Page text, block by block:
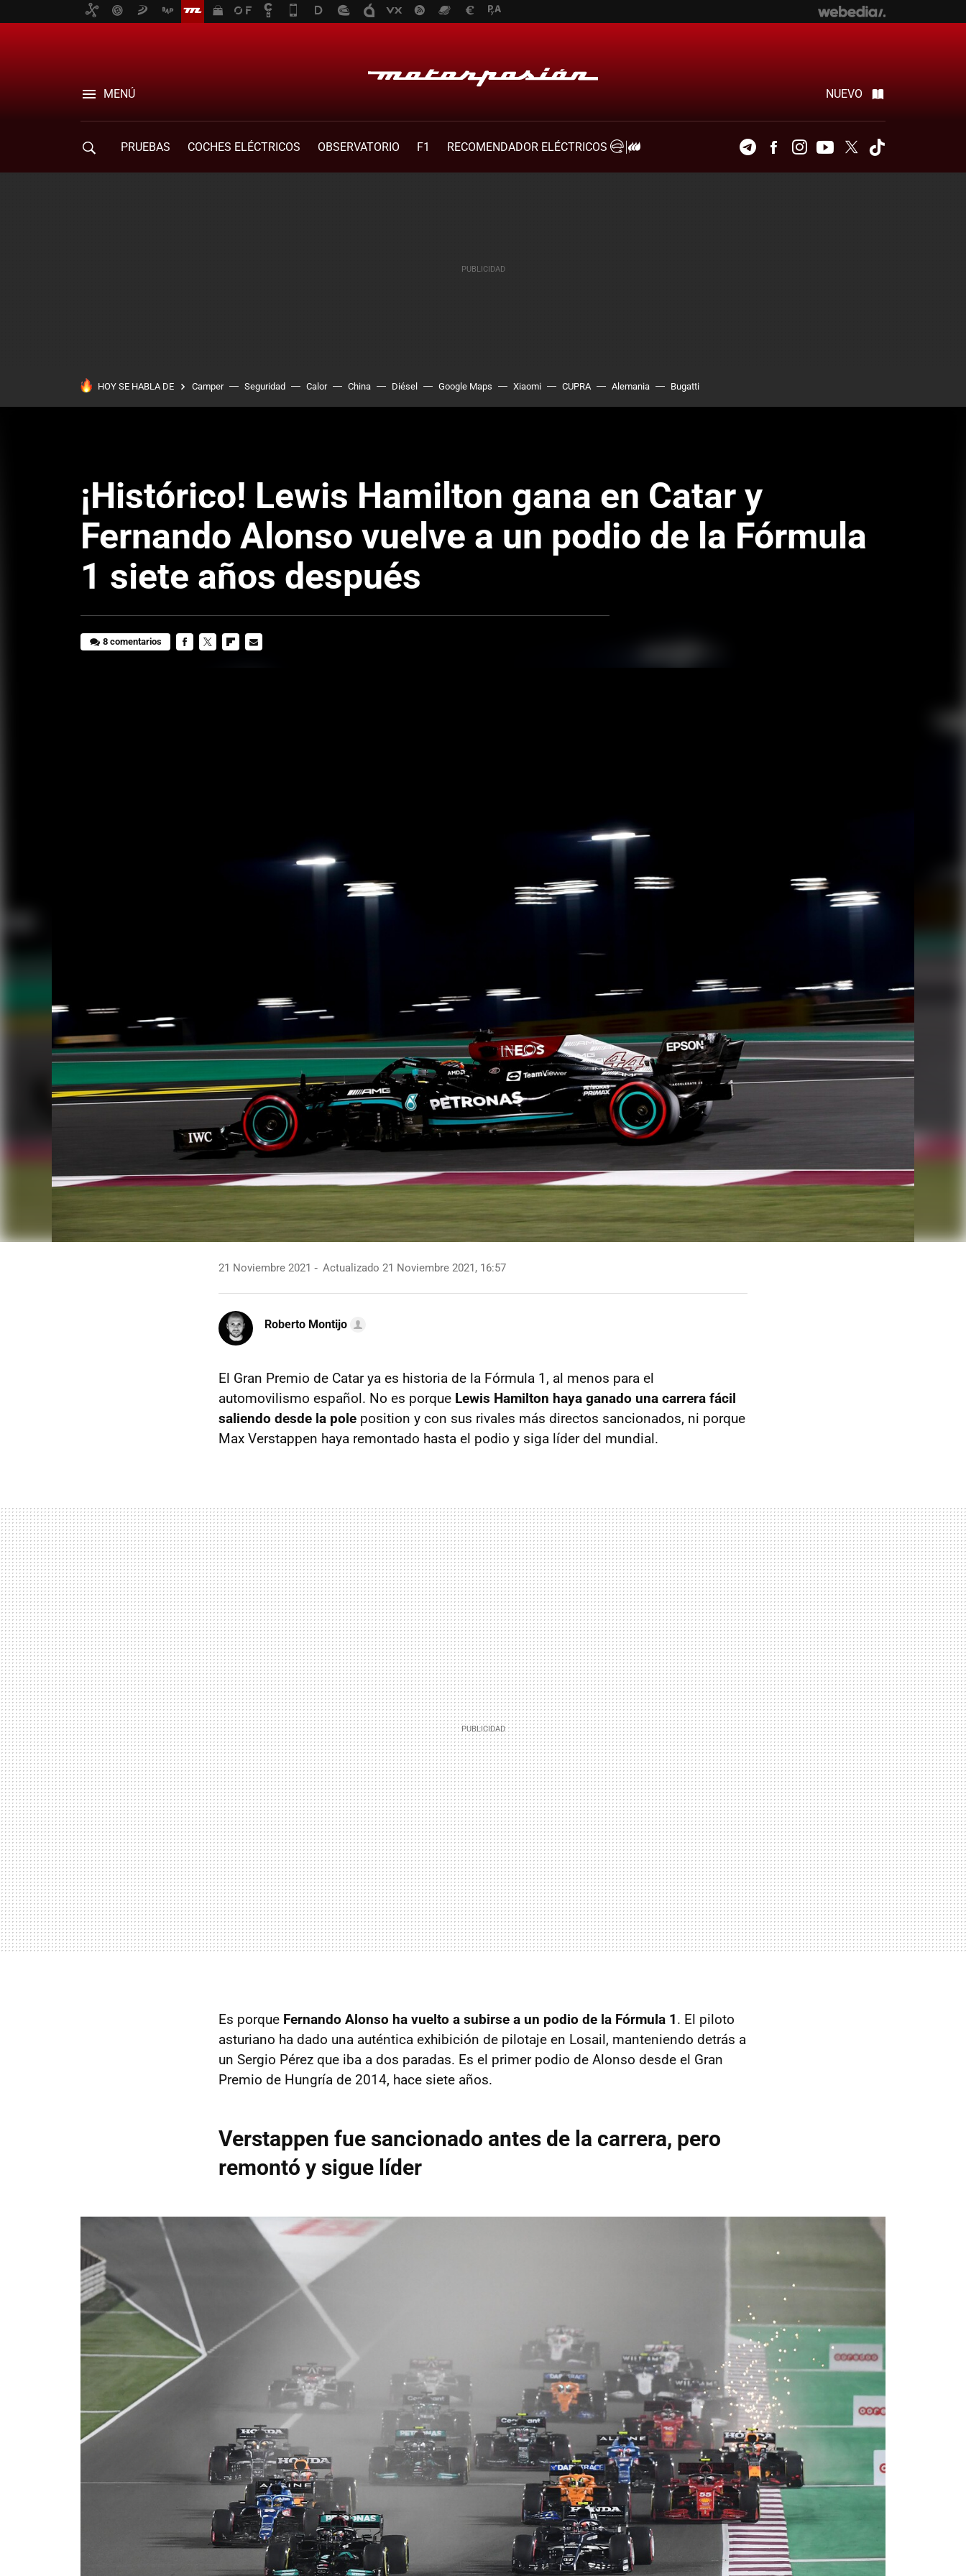
MENÚ NUEVO
PRUEBAS COCHES ELÉCTRICOS OBSERVATORIO F1
RECOMENDADOR ELÉCTRICOS
TelegramFacebookInstagramYoutubeTwitter
HOY SE HABLA DE Camper Seguridad Calor China Diésel Google Maps Xiaomi CUPRA Alemania Bugatti
¡Histórico! Lewis Hamilton gana en Catar y
Fernando Alonso vuelve a un podio de la Fórmula
1 siete años después
8 comentarios
21 Noviembre 2021 Actualizado 21 Noviembre 2021, 16:57
Roberto Montijo
El Gran Premio de Catar ya es historia de la Fórmula 1, al menos para el
automovilismo español. No es porque Lewis Hamilton haya ganado una carrera fácil
saliendo desde la pole position y con sus rivales más directos sancionados, ni porque
Max Verstappen haya remontado hasta el podio y siga líder del mundial.
Es porque Fernando Alonso ha vuelto a subirse a un podio de la Fórmula 1. El piloto
asturiano ha dado una auténtica exhibición de pilotaje en Losail, manteniendo detrás a
un Sergio Pérez que iba a dos paradas. Es el primer podio de Alonso desde el Gran
Premio de Hungría de 2014, hace siete años.
Verstappen fue sancionado antes de la carrera, pero
remontó y sigue líder